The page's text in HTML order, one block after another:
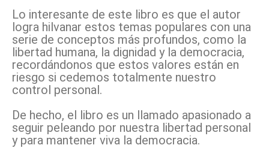
Lo interesante de este libro es que el autor
logra hilvanar estos temas populares con una
serie de conceptos más profundos, como la
libertad humana, la dignidad y la democracia,
recordándonos que estos valores están en
riesgo si cedemos totalmente nuestro
control personal.
De hecho, el libro es un llamado apasionado a
seguir peleando por nuestra libertad personal
y para mantener viva la democracia.